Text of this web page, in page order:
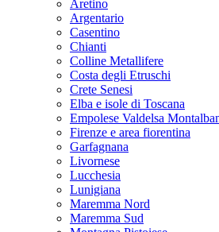
Aretino
Argentario
Casentino
Chianti
Colline Metallifere
Costa degli Etruschi
Crete Senesi
Elba e isole di Toscana
Empolese Valdelsa
Firenze e area fiorentina
Garfagnana
Livornese
Lucchesia
Lunigiana
Maremma Nord
Maremma Sud